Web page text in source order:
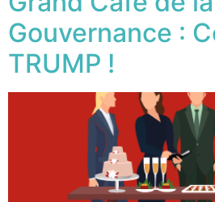
Gouvernance :
TRUMP !